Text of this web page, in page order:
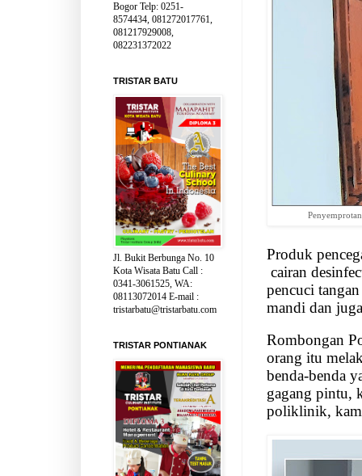
Produk
cairan
pencuci
mandi dan
Rombongan
orang itu
benda-benda
gagang pintu,
poliklinik,
Bogor Telp: 0251-
8574434, 081272017761,
081217929008,
082231372022
TRISTAR BATU
Jl. Bukit Berbunga No. 10
Kota Wisata Batu Call :
0341-3061525, WA:
08113072014 E-mail :
tristarbatu@tristarbatu.com
TRISTAR PONTIANAK